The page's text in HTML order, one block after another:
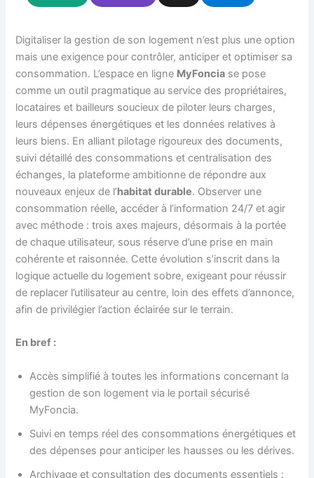
Digitaliser la gestion de son logement n’est plus une option
mais une exigence pour contrôler, anticiper et optimiser sa
consommation. L’espace en ligne MyFoncia se pose
comme un outil pragmatique au service des propriétaires,
locataires et bailleurs soucieux de piloter leurs charges,
leurs dépenses énergétiques et les données relatives à
leurs biens. En alliant pilotage rigoureux des documents,
suivi détaillé des consommations et centralisation des
échanges, la plateforme ambitionne de répondre aux
nouveaux enjeux de l’habitat durable. Observer une
consommation réelle, accéder à l’information 24/7 et agir
avec méthode : trois axes majeurs, désormais à la portée
de chaque utilisateur, sous réserve d’une prise en main
cohérente et raisonnée. Cette évolution s’inscrit dans la
logique actuelle du logement sobre, exigeant pour réussir
de replacer l’utilisateur au centre, loin des effets d’annonce,
afin de privilégier l’action éclairée sur le terrain.
En bref :
Accès simplifié à toutes les informations concernant la
gestion de son logement via le portail sécurisé
MyFoncia.
Suivi en temps réel des consommations énergétiques et
des dépenses pour anticiper les hausses ou les dérives.
Archivage et consultation des documents essentiels :